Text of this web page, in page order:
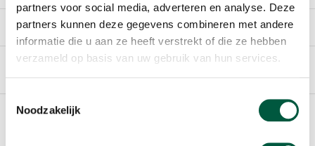
partners voor social media, adverteren en analyse. Deze
partners kunnen deze gegevens combineren met andere
informatie die u aan ze heeft verstrekt of die ze hebben
verzameld op basis van uw gebruik van hun services.
Noodzakelijk
DIRECTLY TO
Footer